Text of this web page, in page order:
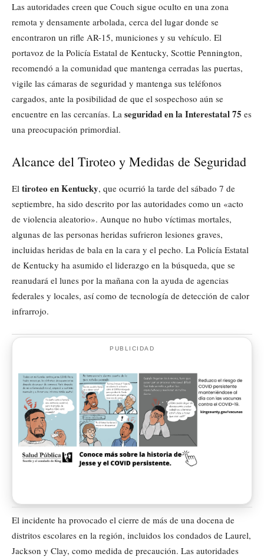
Las autoridades creen que Couch sigue oculto en una zona
remota y densamente arbolada, cerca del lugar donde se
encontraron un rifle AR-15, municiones y su vehículo. El
portavoz de la Policía Estatal de Kentucky, Scottie Pennington,
recomendó a la comunidad que mantenga cerradas las puertas,
vigile las cámaras de seguridad y mantenga sus teléfonos
cargados, ante la posibilidad de que el sospechoso aún se
encuentre en las cercanías. La seguridad en la Interestatal 75 es
una preocupación primordial.
Alcance del Tiroteo y Medidas de Seguridad
El tiroteo en Kentucky, que ocurrió la tarde del sábado 7 de
septiembre, ha sido descrito por las autoridades como un «acto
de violencia aleatorio». Aunque no hubo víctimas mortales,
algunas de las personas heridas sufrieron lesiones graves,
incluidas heridas de bala en la cara y el pecho. La Policía Estatal
de Kentucky ha asumido el liderazgo en la búsqueda, que se
reanudará el lunes por la mañana con la ayuda de agencias
federales y locales, así como de tecnología de detección de calor
infrarrojo.
PUBLICIDAD
El incidente ha provocado el cierre de más de una docena de
distritos escolares en la región, incluidos los condados de Laurel,
Jackson y Clay, como medida de precaución. Las autoridades